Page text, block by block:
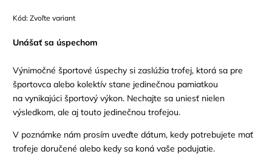
Kód: Zvoľte variant
Unášať sa úspechom
Výnimočné športové úspechy si zaslúžia trofej, ktorá sa pre
športovca alebo kolektív stane jedinečnou pamiatkou
na vynikajúci športový výkon. Nechajte sa uniesť nielen
výsledkom, ale aj touto jedinečnou trofejou.
V poznámke nám prosím uveďte dátum, kedy potrebujete mať
trofeje doručené alebo kedy sa koná vaše podujatie.